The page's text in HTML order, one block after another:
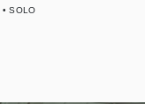
SOLO